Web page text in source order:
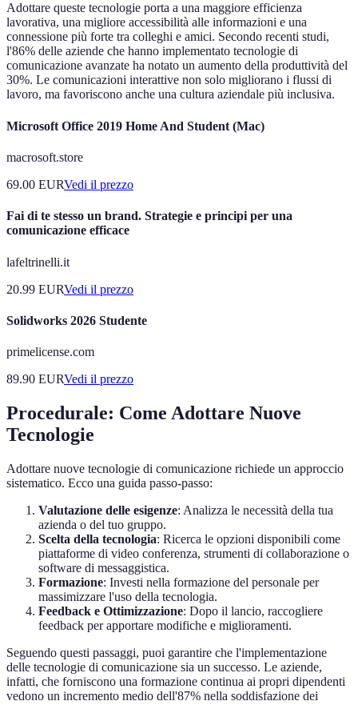
Adottare queste tecnologie porta a una maggiore efficienza
lavorativa, una migliore accessibilità alle informazioni e una
connessione più forte tra colleghi e amici. Secondo recenti studi,
l'86% delle aziende che hanno implementato tecnologie di
comunicazione avanzate ha notato un aumento della produttività del
30%. Le comunicazioni interattive non solo migliorano i flussi di
lavoro, ma favoriscono anche una cultura aziendale più inclusiva.
Microsoft Office 2019 Home And Student (Mac)
macrosoft.store
69.00 EURVedi il prezzo
Fai di te stesso un brand. Strategie e principi per una
comunicazione efficace
lafeltrinelli.it
20.99 EURVedi il prezzo
Solidworks 2026 Studente
primelicense.com
89.90 EURVedi il prezzo
Procedurale: Come Adottare Nuove
Tecnologie
Adottare nuove tecnologie di comunicazione richiede un approccio
sistematico. Ecco una guida passo-passo:
Valutazione delle esigenze: Analizza le necessità della tua
azienda o del tuo gruppo.
Scelta della tecnologia: Ricerca le opzioni disponibili come
piattaforme di video conferenza, strumenti di collaborazione o
software di messaggistica.
Formazione: Investi nella formazione del personale per
massimizzare l'uso della tecnologia.
Feedback e Ottimizzazione: Dopo il lancio, raccogliere
feedback per apportare modifiche e miglioramenti.
Seguendo questi passaggi, puoi garantire che l'implementazione
delle tecnologie di comunicazione sia un successo. Le aziende,
infatti, che forniscono una formazione continua ai propri dipendenti
vedono un incremento medio dell'87% nella soddisfazione dei